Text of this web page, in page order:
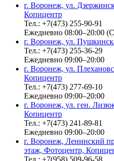
г. Воронеж, ул.
Копицентр
Тел.: +7(473) 255-90-91
Ежедневно 08:00–20:00
г. Воронеж, ул.
Тел.: +7(473) 255-36-29
Ежедневно 09:00–20:00
г. Воронеж, ул.
Копицентр
Тел.: +7(473) 277-69-10
Ежедневно 09:00–20:00
г. Воронеж, ул. ген.
Копицентр
Тел.: +7(473) 241-89-81
Ежедневно 09:00–20:00
г. Воронеж, Ленинский
этаж, Фотоцентр,
Тел.: +7(958) 509-96-58